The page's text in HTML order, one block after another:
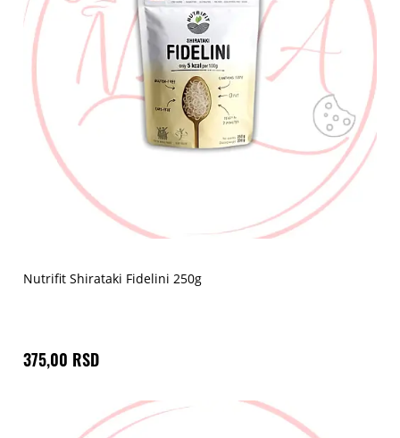
Nutrifit Shirataki Fidelini 250g
375,00 RSD